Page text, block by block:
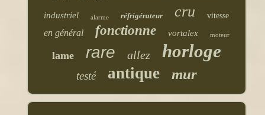
industriel alarme réfrigérateur cru vitesse
en général fonctionne vortalex moteur
lame rare allez horloge
testé antique mur